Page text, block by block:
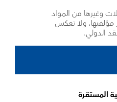
وغيرها من المواد
ولا تعكس
الدولي.
المستقرة